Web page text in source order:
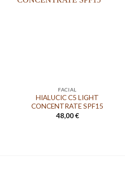
FACIAL
HIALUCIC C5 LIGHT
CONCENTRATE SPF15
48,00€